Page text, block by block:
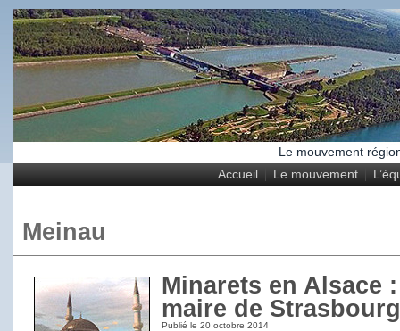
Le mouvement
Accueil
Le mouvement
Meinau
Minarets en Alsace
maire de Strasbourg
Publié le 20 octobre 2014